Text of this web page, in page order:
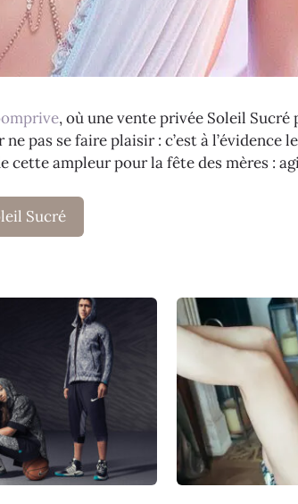
, où une vente privée Soleil
pas se faire plaisir : c’est à l’évidence
cette ampleur pour la fête des mères :
Sucré